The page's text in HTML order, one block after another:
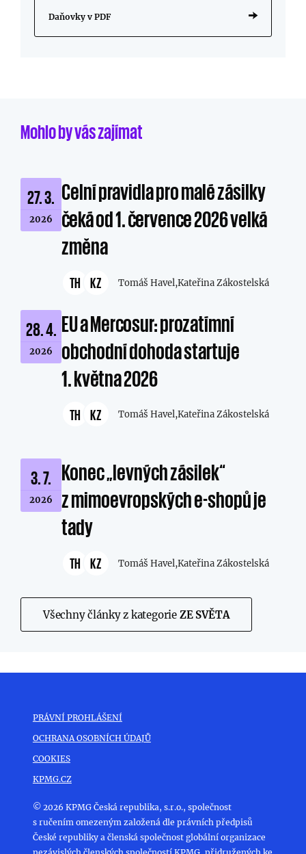
Daňovky v PDF
Mohlo by vás zajímat
27. 3.
2026
Celní pravidla pro malé zásilky
čeká od 1. července 2026 velká
změna
TH KZ Tomáš Havel,Kateřina Zákostelská
28. 4.
2026
EU a Mercosur: prozatímní
obchodní dohoda startuje
1. května 2026
TH KZ Tomáš Havel,Kateřina Zákostelská
3. 7.
2026
Konec „levných zásilek“
z mimoevropských e-shopů je
tady
TH KZ Tomáš Havel,Kateřina Zákostelská
Všechny články z kategorie ZE SVĚTA
PRÁVNÍ PROHLÁŠENÍ
OCHRANA OSOBNÍCH ÚDAJŮ
COOKIES
KPMG.CZ
© 2026 KPMG Česká republika, s.r.o., společnost
s ručením omezeným založená dle právních předpisů
České republiky a členská společnost globální organizace
nezávislých členských společností KPMG, přidružených ke